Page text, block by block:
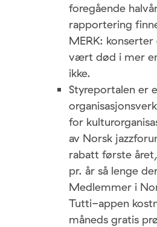
foregående
rapportering
MERK:
vært død i mer
ikke.
Styreportalen er
for
av Norsk
rabatt første
pr. år så lenge
Medlemmer i
Tutti-appen
måneds gratis